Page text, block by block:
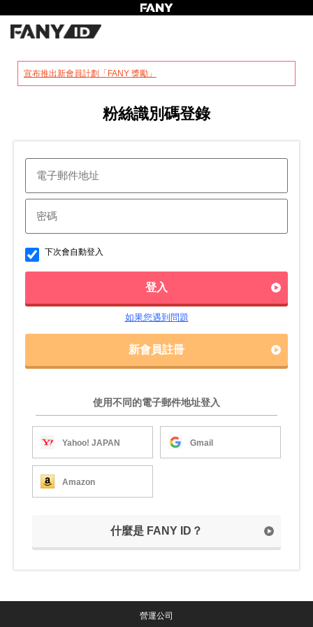
宣布推出新會員計劃「FANY 獎勵」
粉絲識別碼登錄
下次會自動登入
登入
如果您遇到問題
新會員註冊
使用不同的電子郵件地址登入
Yahoo! JAPAN Gmail
Amazon
什麼是 FANY ID？
營運公司